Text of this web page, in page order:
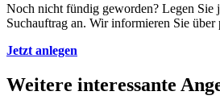
Noch nicht fündig geworden? Legen Sie
Suchauftrag an. Wir informieren Sie über
Jetzt anlegen
Weitere interessante